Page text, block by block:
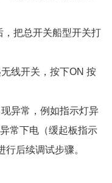
把总开关船型开关打
线开关，按下ON 按
异常，例如指示灯异
常下电（缓起板指示
后续调试步骤。